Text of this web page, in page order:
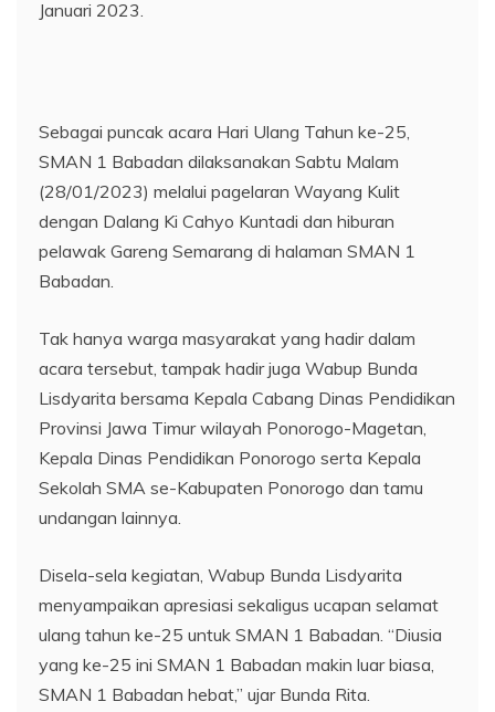
Januari 2023.
Sebagai puncak acara Hari Ulang Tahun ke-25,
SMAN 1 Babadan dilaksanakan Sabtu Malam
(28/01/2023) melalui pagelaran Wayang Kulit
dengan Dalang Ki Cahyo Kuntadi dan hiburan
pelawak Gareng Semarang di halaman SMAN 1
Babadan.
Tak hanya warga masyarakat yang hadir dalam
acara tersebut, tampak hadir juga Wabup Bunda
Lisdyarita bersama Kepala Cabang Dinas Pendidikan
Provinsi Jawa Timur wilayah Ponorogo-Magetan,
Kepala Dinas Pendidikan Ponorogo serta Kepala
Sekolah SMA se-Kabupaten Ponorogo dan tamu
undangan lainnya.
Disela-sela kegiatan, Wabup Bunda Lisdyarita
menyampaikan apresiasi sekaligus ucapan selamat
ulang tahun ke-25 untuk SMAN 1 Babadan. “Diusia
yang ke-25 ini SMAN 1 Babadan makin luar biasa,
SMAN 1 Babadan hebat,” ujar Bunda Rita.